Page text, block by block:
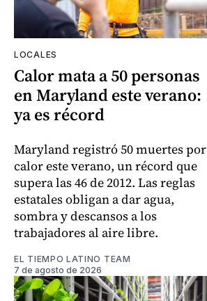
LOCALES
Calor mata a 50 personas
en Maryland este verano:
ya es récord
Maryland registró 50 muertes por
calor este verano, un récord que
supera las 46 de 2012. Las reglas
estatales obligan a dar agua,
sombra y descansos a los
trabajadores al aire libre.
EL TIEMPO LATINO TEAM
7 de agosto de 2026